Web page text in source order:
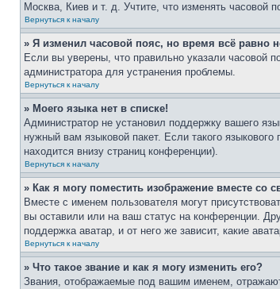
Москва, Киев и т. д. Учтите, что изменять часовой
Вернуться к началу
» Я изменил часовой пояс, но время всё равно
Если вы уверены, что правильно указали часовой
администратора для устранения проблемы.
Вернуться к началу
» Моего языка нет в списке!
Администратор не установил поддержку вашего
нужный вам языковой пакет. Если такого
находится внизу страниц конференции).
Вернуться к началу
» Как я могу поместить изображение вместе со
Вместе с именем пользователя могут
вы оставили или на ваш статус на конференции.
поддержка аватар, и от него же зависит, какие
Вернуться к началу
» Что такое звание и как я могу изменить его?
Звания, отображаемые под вашим именем,